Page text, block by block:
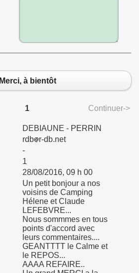
Merci, à bientôt
1 Continuer->
DEBIAUNE - PERRIN
rdb
r-db.net
-
1
28/08/2016, 09 h 00
Un petit bonjour a nos
voisins de Camping
Hélene et Claude
LEFEBVRE...
Nous sommmes en tous
points d'accord avec
leurs commentaires....
GEANTTTT le Calme et
le REPOS...
AAAA REFAIRE..